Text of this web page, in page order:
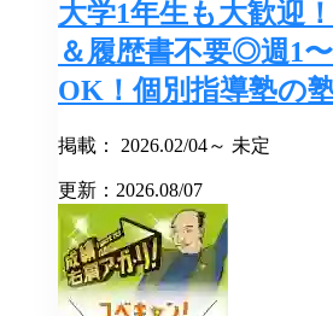
大学1年生も大歓迎
＆履歴書不要◎週1
OK！個別指導塾の
掲載： 2026.02/04～ 未定
更新：2026.08/07